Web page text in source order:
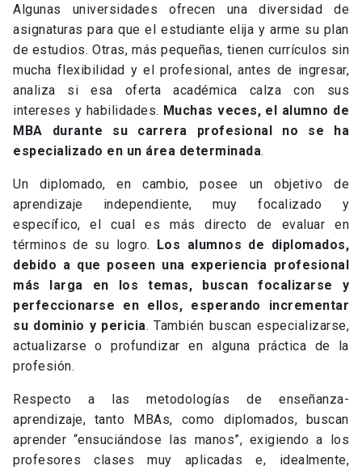
Algunas universidades ofrecen una diversidad de
asignaturas para que el estudiante elija y arme su plan
de estudios. Otras, más pequeñas, tienen currículos sin
mucha flexibilidad y el profesional, antes de ingresar,
analiza si esa oferta académica calza con sus
intereses y habilidades. Muchas veces, el alumno de
MBA durante su carrera profesional no se ha
especializado en un área determinada.
Un diplomado, en cambio, posee un objetivo de
aprendizaje independiente, muy focalizado y
específico, el cual es más directo de evaluar en
términos de su logro. Los alumnos de diplomados,
debido a que poseen una experiencia profesional
más larga en los temas, buscan focalizarse y
perfeccionarse en ellos, esperando incrementar
su dominio y pericia. También buscan especializarse,
actualizarse o profundizar en alguna práctica de la
profesión.
Respecto a las metodologías de enseñanza-
aprendizaje, tanto MBAs, como diplomados, buscan
aprender “ensuciándose las manos”, exigiendo a los
profesores clases muy aplicadas e, idealmente,